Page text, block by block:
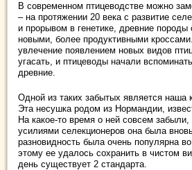
В современном птицеводстве можно
– на протяжении 20 века с развитие
и прорывом в генетике, древние породы
новыми, более продуктивными
увлечение появлением новых видов
угасать, и птицеводы начали
древние.
Одной из таких забытых является наша
Эта несушка родом из Нормандии,
На какое-то время о ней совсем забыли,
усилиями селекционеров она была
разновидность была очень популярна
этому ее удалось сохранить в чистом
день существует 2 стандарта.